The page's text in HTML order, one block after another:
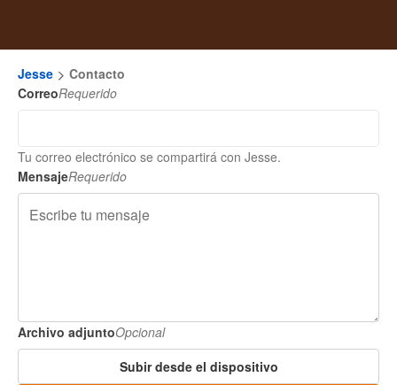
Jesse
Contacto
CorreoRequerido
Tu correo electrónico se compartirá con Jesse.
MensajeRequerido
Archivo adjuntoOpcional
Subir desde el dispositivo